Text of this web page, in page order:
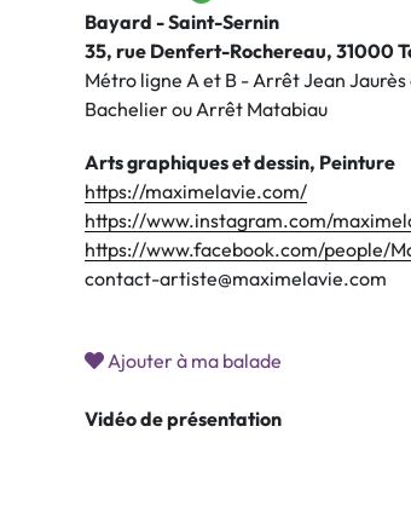
Bayard - Saint-Sernin
35, rue Denfert-Rochereau, 31000
Métro ligne A et B - Arrêt Jean
Bachelier ou Arrêt Matabiau
Arts graphiques et dessin, Peinture
https://maximelavie.com/
https://www.instagram.com/
https://www.facebook.com/people/
contact-artiste@maximelavie.com
Ajouter à ma balade
Vidéo de présentation